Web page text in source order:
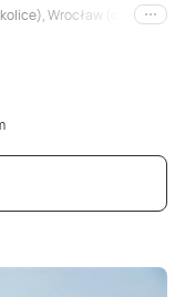
Wrocław (okolice),i inne